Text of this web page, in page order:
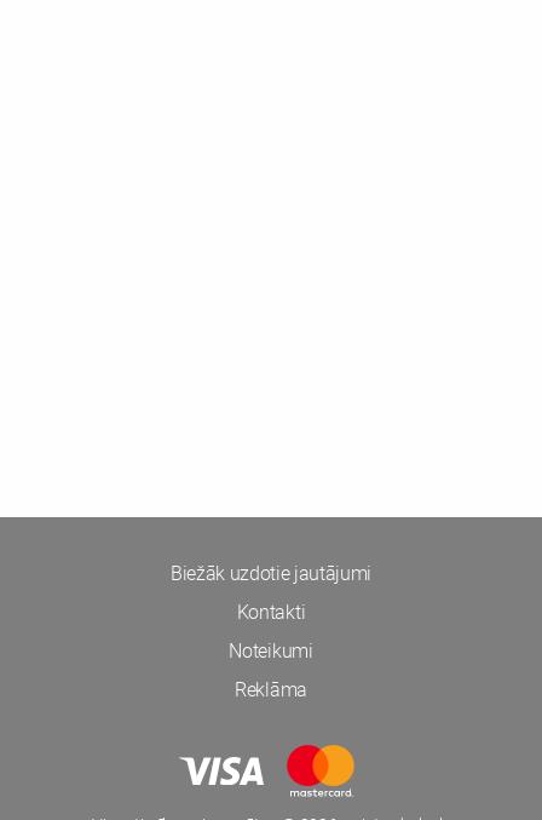
Biežāk uzdotie jautājumi
Kontakti
Noteikumi
Reklāma